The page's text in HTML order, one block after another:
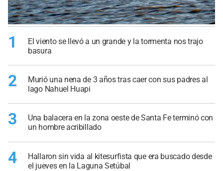
1
El viento se llevó a un grande y la tormenta nos trajo
basura
2
Murió una nena de 3 años tras caer con sus padres al
lago Nahuel Huapi
3
Una balacera en la zona oeste de Santa Fe terminó con
un hombre acribillado
4
Hallaron sin vida al kitesurfista que era buscado desde
el jueves en la Laguna Setúbal